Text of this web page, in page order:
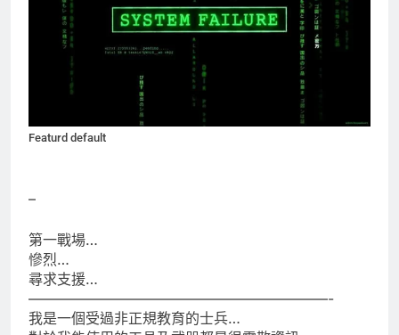
Featurd default
–
第一戰場…
慘烈…
尋求支援…
—————————————————————-
我是一個受過非正規教育的士兵…